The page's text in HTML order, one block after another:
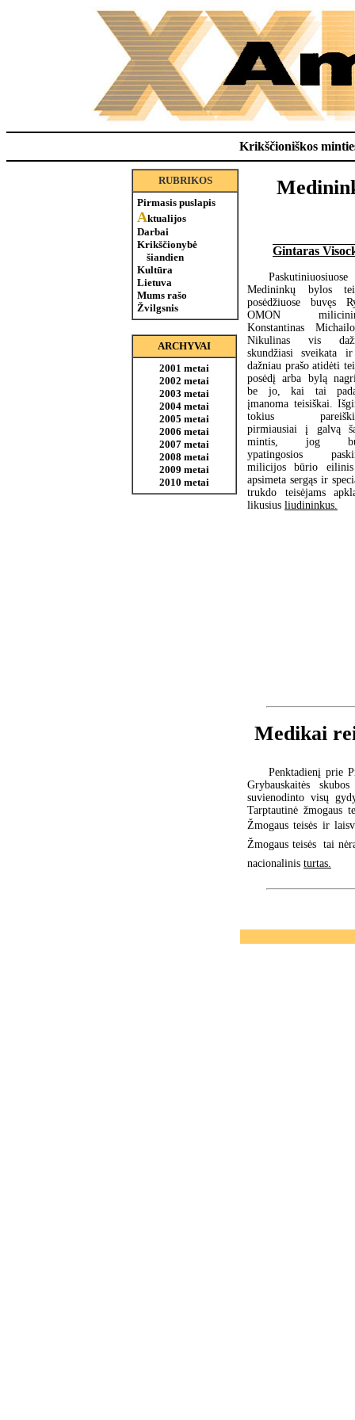
Krikščioniškos
RUBRIKOS
Pirmasis puslapis
Aktualijos
Darbai
Krikščionybė
šiandien
Kultūra
Lietuva
Mums rašo
Žvilgsnis
ARCHYVAI
2001 metai
2002 metai
2003 metai
2004 metai
2005 metai
2006 metai
2007 metai
2008 metai
2009 metai
2010 metai
Gintaras
Paskutiniuosiuose
Medininkų bylos
posėdžiuose buvęs
OMON
Konstantinas
Nikulinas vis
skundžiasi sveikata
dažniau prašo atidėti
posėdį arba bylą
be jo, kai tai
įmanoma teisiškai.
tokius
pirmiausiai į galvą
mintis, jog
ypatingosios
milicijos būrio
apsimeta sergąs ir
trukdo teisėjams
likusius liudininkus.
Medikai
Penktadienį prie
Grybauskaitės
suvienodinto visų
Tarptautinė žmogaus
Žmogaus teisės ir
Žmogaus teisės  tai
nacionalinis turtas.